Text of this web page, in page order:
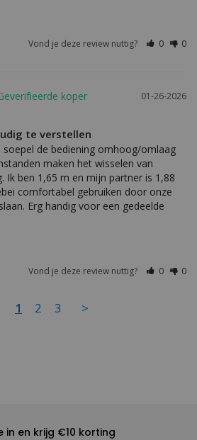
Vond je deze review nuttig? 0 0
01-26-2026
te verstellen
soepel de bediening omhoog/omlaag
maken het wisselen van
Ik ben 1,65 m en mijn partner is 1,88
comfortabel gebruiken door onze
Erg handig voor een gedeelde
Vond je deze review nuttig? 0 0
1 2 3 >
in en krijg €10 korting